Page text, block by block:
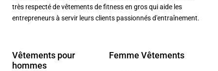
très respecté de vêtements de fitness en gros qui aide les
entrepreneurs à servir leurs clients passionnés d'entraînement.
Vêtements pour
hommes
Femme Vêtements